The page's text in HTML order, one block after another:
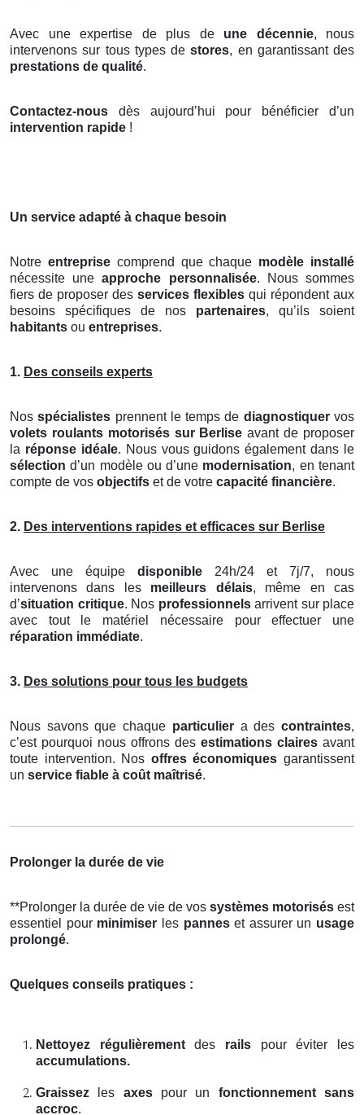
Avec une expertise de plus de une décennie, nous
intervenons sur tous types destores, en garantissant des
prestations de qualité.
Contactez-nous dès aujourd’hui pour bénéficier d’un
intervention rapide !
Un service adapté à chaque besoin
Notre entreprisecomprend que chaque modèle installé
nécessite uneapproche personnalisée. Nous sommes
fiers de proposer des services flexibles qui répondent aux
besoins spécifiques de nos partenaires, qu’ils soient
habitants ou entreprises.
1. Des conseils experts
Nosspécialistes prennent le temps de diagnostiquervos
volets roulants motorisés sur Berliseavant de proposer
la réponse idéale. Nous vous guidons également dans le
sélection d’un modèle ou d’une modernisation, en tenant
compte de vos objectifs et de votre capacité financière.
2. Des interventions rapides et efficaces sur Berlise
Avec une équipe disponible 24h/24 et 7j/7, nous
intervenons dans les meilleurs délais, même en cas
d’situation critique. Nos professionnelsarrivent sur place
avec tout le matériel nécessaire pour effectuer une
réparation immédiate.
3. Des solutions pour tous les budgets
Nous savons que chaque particuliera descontraintes,
c’est pourquoi nous offrons des estimations claires avant
toute intervention. Nos offres économiques garantissent
un service fiable à coût maîtrisé.
Prolonger la durée de vie
**Prolonger la durée de vie de vos systèmes motorisés est
essentiel pour minimiser les panneset assurer un usage
prolongé.
Quelques conseils pratiques :
Nettoyez régulièrementdes rails pour éviter les
accumulations.
Graissez les axespour un fonctionnement sans
accroc.